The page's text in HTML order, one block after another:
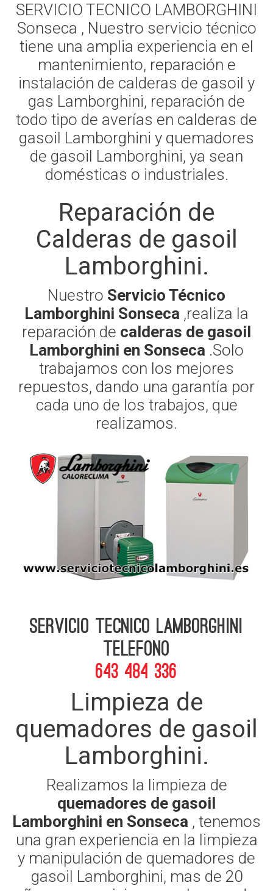
SERVICIO TECNICO LAMBORGHINI
Sonseca , Nuestro servicio técnico
tiene una amplia experiencia en el
mantenimiento, reparación e
instalación de calderas de gasoil y
gas Lamborghini, reparación de
todo tipo de averías en calderas de
gasoil Lamborghini y quemadores
de gasoil Lamborghini, ya sean
domésticas o industriales.
Reparación de
Calderas de gasoil
Lamborghini.
Nuestro Servicio Técnico
Lamborghini Sonseca ,realiza la
reparación de calderas de gasoil
Lamborghini en Sonseca .Solo
trabajamos con los mejores
repuestos, dando una garantía por
cada uno de los trabajos, que
realizamos.
Servicio Tecnico Lamborghini
telefono
643 484 336
Limpieza de
quemadores de gasoil
Lamborghini.
Realizamos la limpieza de
quemadores de gasoil
Lamborghini en Sonseca , tenemos
una gran experiencia en la limpieza
y manipulación de quemadores de
gasoil Lamborghini, mas de 20